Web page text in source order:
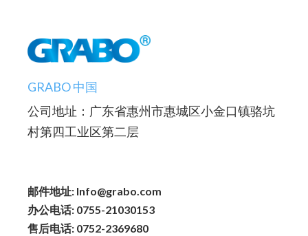
GRABO 中国
公司地址：广东省惠州市惠城区小金口镇骆坑
村第四工业区第二层
邮件地址: Info@grabo.com
办公电话: 0755-21030153
售后电话: 0752-2369680